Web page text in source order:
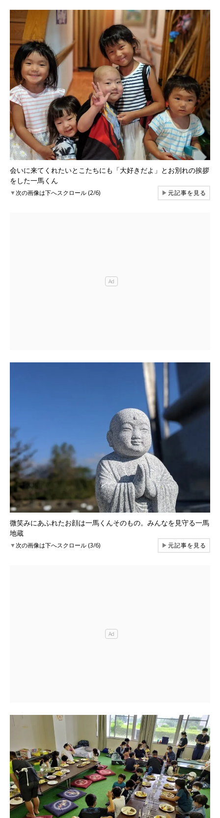
会いに来てくれたいとこたちにも「大好きだよ」とお別れの挨拶
をした一馬くん
▼次の画像は下へスクロール (2/6) ▶元記事を見る
微笑みにあふれたお顔は一馬くんそのもの。みんなを見守る一馬
地蔵
▼次の画像は下へスクロール (3/6) ▶元記事を見る